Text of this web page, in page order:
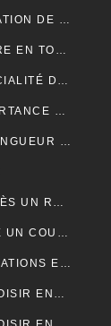
LE RÔLE DU COUVREUR DANS L’INSTALLATION DE PANNEAUX SOLAIRES
LES ÉTAPES CLÉS DE L’ABATTAGE D’ARBRE EN TOUTE SÉCURITÉ
LES TOITURES VÉGÉTALISÉES : UNE SPÉCIALITÉ DU COUVREUR
ABATTAGE D’ARBRE : QUELLE EST L’IMPORTANCE DE L’ASSURANCE ?
COMMENT CHOISIR LE BON COUVREUR ZINGUEUR POUR VOTRE PROJET ?
COMMENT ENTRETENIR UNE FAÇADE APRÈS UN RAVALEMENT PROJETÉ ?
QUELLES SONT LES DIFFÉRENCES ENTRE UN COURS DE PIANO À DOMICILE ET CHEZ UN PROFESSEUR ?
RAMONAGE DE CHEMINÉE : LES CERTIFICATIONS ET LABELS À CONNAÎTRE
RÉNOVATION DE TOITURE : COMMENT CHOISIR ENTRE LES DIFFÉRENTS TYPES D’ISOLANTS ?